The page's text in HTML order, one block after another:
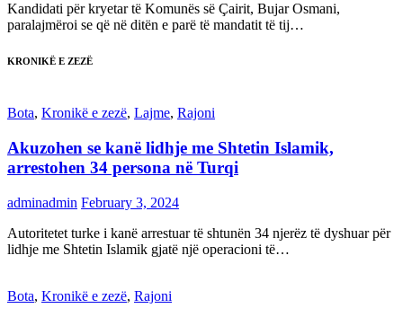
Kandidati për kryetar të Komunës së Çairit, Bujar Osmani,
paralajmëroi se që në ditën e parë të mandatit të tij…
KRONIKË E ZEZË
Bota, Kronikë e zezë, Lajme, Rajoni
Akuzohen se kanë lidhje me Shtetin Islamik,
arrestohen 34 persona në Turqi
adminadmin February 3, 2024
Autoritetet turke i kanë arrestuar të shtunën 34 njerëz të dyshuar për
lidhje me Shtetin Islamik gjatë një operacioni të…
Bota, Kronikë e zezë, Rajoni